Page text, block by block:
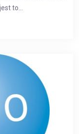
to...